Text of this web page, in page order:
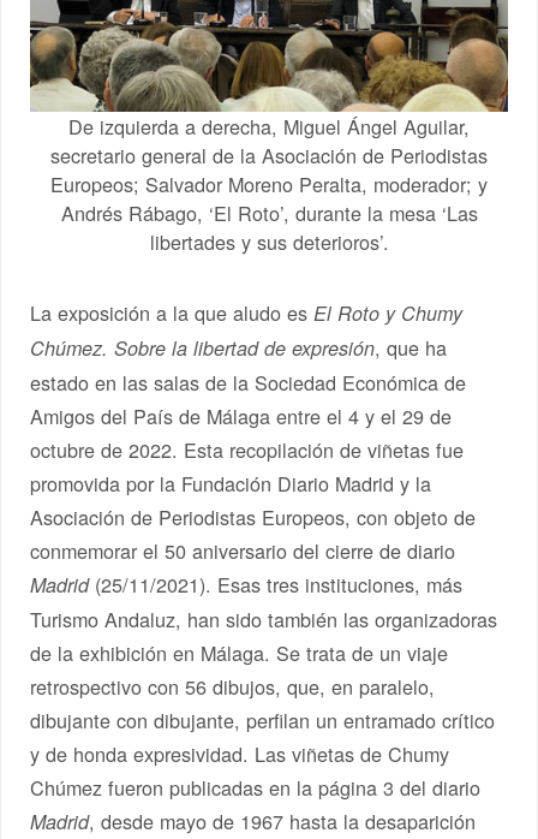
De izquierda a derecha, Miguel Ángel Aguilar,
secretario general de la Asociación de Periodistas
Europeos; Salvador Moreno Peralta, moderador; y
Andrés Rábago, ‘El Roto’, durante la mesa ‘Las
libertades y sus deterioros’.
La exposición a la que aludo es El Roto y Chumy
Chúmez. Sobre la libertad de expresión, que ha
estado en las salas de la Sociedad Económica de
Amigos del País de Málaga entre el 4 y el 29 de
octubre de 2022. Esta recopilación de viñetas fue
promovida por la Fundación Diario Madrid y la
Asociación de Periodistas Europeos, con objeto de
conmemorar el 50 aniversario del cierre de diario
Madrid(25/11/2021). Esas tres instituciones, más
Turismo Andaluz, han sido también las organizadoras
de la exhibición en Málaga. Se trata de un viaje
retrospectivo con 56 dibujos, que, en paralelo,
dibujante con dibujante, perfilan un entramado crítico
y de honda expresividad. Las viñetas de Chumy
Chúmez fueron publicadas en la página 3 del diario
Madrid, desde mayo de 1967 hasta la desaparición